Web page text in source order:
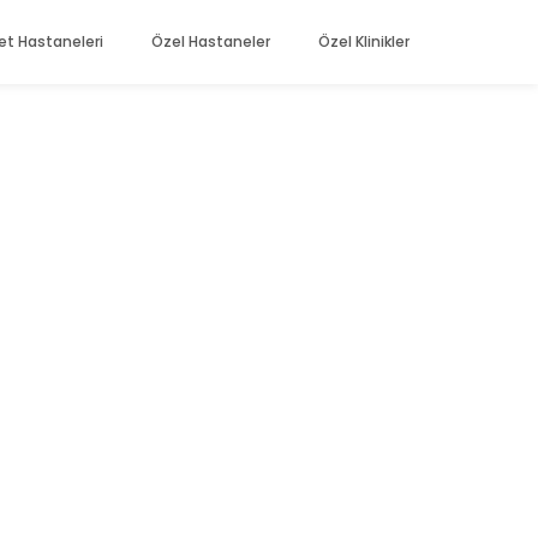
Hastaneleri Özel Hastaneler Özel Klinikler